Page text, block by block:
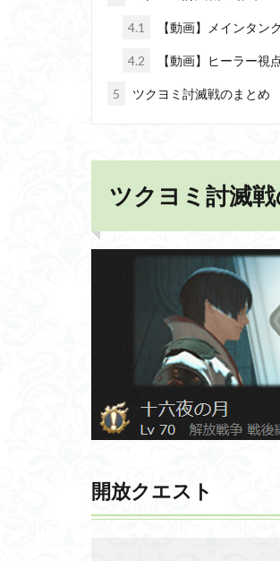
4.1 【動画】メインタン
4.2 【動画】ヒーラー視
5 ツクヨミ討滅戦のまとめ
ツクヨミ討滅
開放クエスト